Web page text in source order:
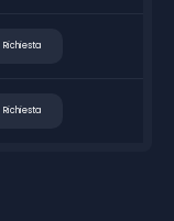
Richiesta
Richiesta